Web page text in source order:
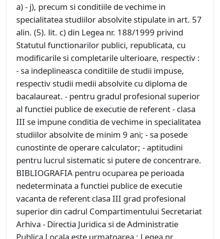
a) - j), precum si conditiile de vechime in
specialitatea studiilor absolvite stipulate in art. 57
alin. (5). lit. c) din Legea nr. 188/1999 privind
Statutul functionarilor publici, republicata, cu
modificarile si completarile ulterioare, respectiv :
- sa indeplineasca conditiile de studii impuse,
respectiv studii medii absolvite cu diploma de
bacalaureat. - pentru gradul profesional superior
al functiei publice de executie de referent - clasa
III se impune conditia de vechime in specialitatea
studiilor absolvite de minim 9 ani; - sa posede
cunostinte de operare calculator; - aptitudini
pentru lucrul sistematic si putere de concentrare.
BIBLIOGRAFIA pentru ocuparea pe perioada
nedeterminata a functiei publice de executie
vacanta de referent clasa III grad profesional
superior din cadrul Compartimentului Secretariat
Arhiva - Directia Juridica si de Administratie